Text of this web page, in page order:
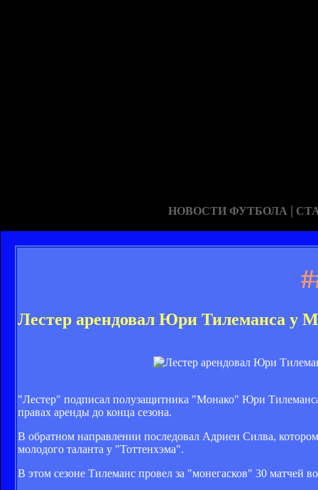
НОВОСТИ ФУТБОЛА |
Лестер арендовал Юри Тилеманса у
"Лестер" подписал полузащитника "Монако" Юри
правах аренды до конца сезона.
В обратном направлении последовал Адриен Силва,
молодого таланта у "Тоттенхэма".
В этом сезоне Тилеманс провел за "монегасков" 30 матчей